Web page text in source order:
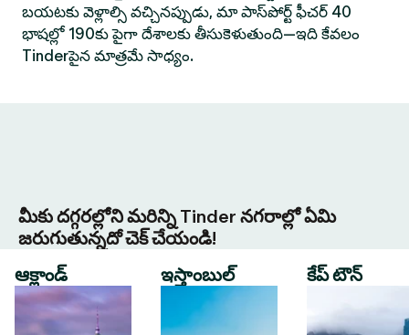
బయటకు వెళ్లాల్సి వచ్చినప్పుడు, మా పాస్‌పోర్ట్ ఫీచర్ 40
భాషల్లో 190కు పైగా దేశాలకు తీసుకెళుతుంది—ఇది కేవలం
Tinderపైన మాత్రమే సాధ్యం.
మీకు దగ్గరల్లోని మరిన్ని Tinder నగరాల్లో ఏమి
జరుగుతున్నదో చెక్ చేయండి!
ఆక్లాండ్
ఇస్తాంబుల్ కేప్ టౌన్